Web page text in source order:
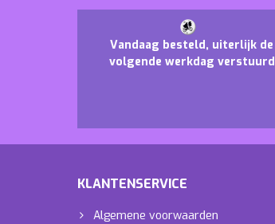
Vandaag besteld, uiterlijk de
volgende werkdag verstuurd
KLANTENSERVICE
Algemene voorwaarden